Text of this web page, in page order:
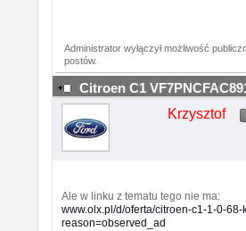
Administrator wyłączył możliwość
postów.
Citroen C1
Krzysztof
Ale w linku z tematu tego nie ma:
www.olx.pl/d/oferta/citroen-c1-1-0-68-
reason=observed_ad